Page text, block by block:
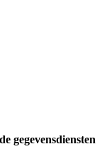
gegevensdiensten